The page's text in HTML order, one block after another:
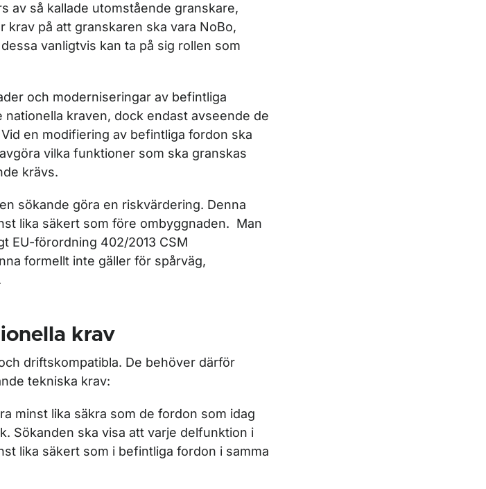
av så kallade utomstående granskare,
krav på att granskaren ska vara NoBo,
vanligtvis kan ta på sig rollen som
och moderniseringar av befintliga
kraven, dock endast avseende de
en modifiering av befintliga fordon ska
vilka funktioner som ska granskas
krävs.
sökande göra en riskvärdering. Denna
lika säkert som före ombyggnaden. Man
EU-förordning 402/2013 CSM
formellt inte gäller för spårväg,
krav
driftskompatibla. De behöver därför
tekniska krav:
minst lika säkra som de fordon som idag
Sökanden ska visa att varje delfunktion i
lika säkert som i befintliga fordon i samma